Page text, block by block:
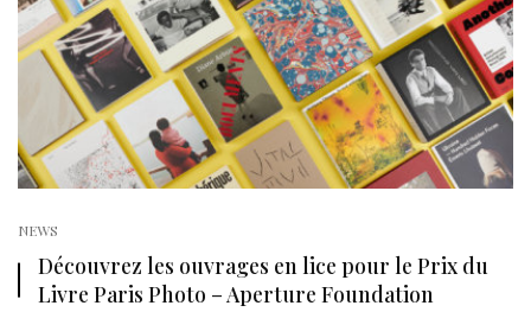
NEWS
Découvrez les ouvrages en lice pour le Prix du
Livre Paris Photo – Aperture Foundation